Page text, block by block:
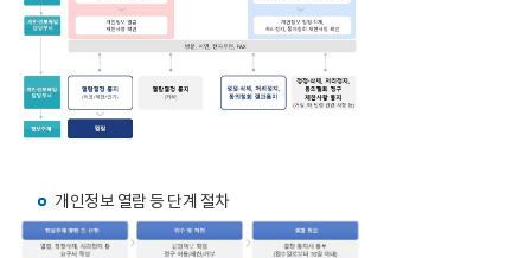
개인정보 열람 등 단계 절차